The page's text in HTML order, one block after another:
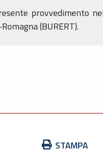
provvedimento
(BURERT).
STAMPA